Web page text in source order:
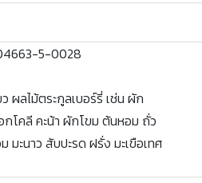
5-0028
ผลไม้ตระกูลเบอร์รี่ เช่น ผัก
กโคลี คะน้า ผักโขม ต้นหอม ถั่ว
มะนาว สับปะรด ฝรั่ง มะเขือเทศ